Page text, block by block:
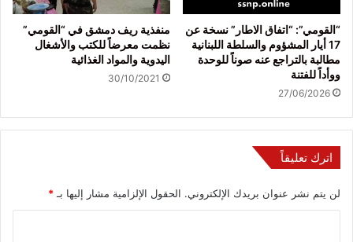
“القومي”: “اتفاق الاطار” نسخة عن
17 أيار المشؤوم والسلطة اللبنانية
مطالبة بالتراجع عنه صوناً للوحدة
ووأداً للفتنة
27/06/2026
منفذية ريف دمشق في “القومي”
نظمت معرضاً للكتب والأشغال
اليدوية والمواد الغذائية
30/10/2021
اترك تعليقاً
لن يتم نشر عنوان بريدك الإلكتروني. الحقول الإلزامية مشار إليها بـ*